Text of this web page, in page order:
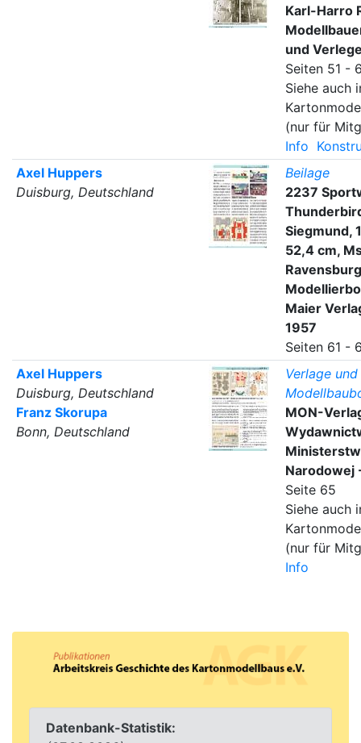
Datenbank-Statistik:
Karl-Harro
und
Seiten 51 -
Siehe auch
(nur für
Info
Axel Huppers
Duisburg, Deutschland
Beilage
2237
Siegmund,
52,4 cm,
Maier
1957
Seiten 61 -
Axel Huppers
Duisburg, Deutschland
Franz Skorupa
Bonn, Deutschland
Verlage
MON-
Narodowej
Seite 65
Siehe auch
(nur für
Info